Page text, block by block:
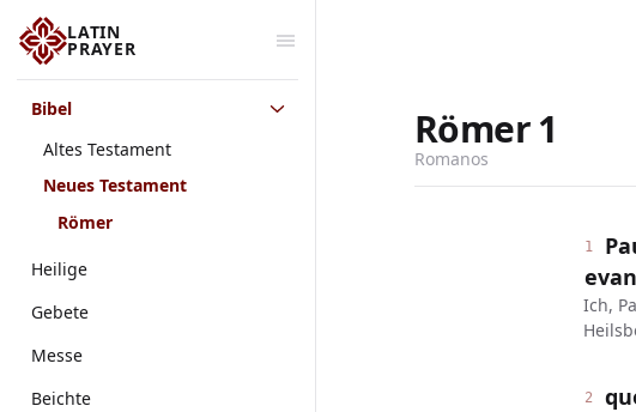
LATIN
PRAYER
Bibel
Altes Testament
Neues Testament
Römer
Heilige
Gebete
Messe
Beichte
Römer1
Romanos
1
Ich,
2